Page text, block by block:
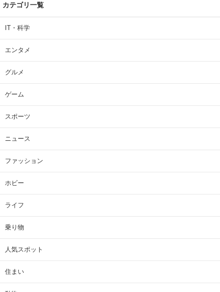
カテゴリ一覧
IT・科学
エンタメ
グルメ
ゲーム
スポーツ
ニュース
ファッション
ホビー
ライフ
乗り物
人気スポット
住まい